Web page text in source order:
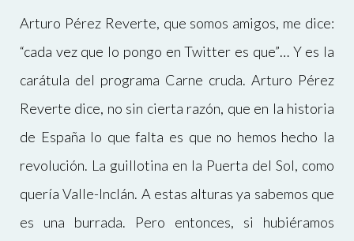
Arturo Pérez Reverte, que somos amigos, me dice:
“cada vez que lo pongo en Twitter es que”… Y es la
carátula del programa Carne cruda. Arturo Pérez
Reverte dice, no sin cierta razón, que en la historia
de España lo que falta es que no hemos hecho la
revolución. La guillotina en la Puerta del Sol, como
quería Valle-Inclán. A estas alturas ya sabemos que
es una burrada. Pero entonces, si hubiéramos